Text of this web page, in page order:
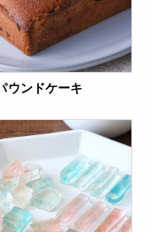
ウンドケーキ